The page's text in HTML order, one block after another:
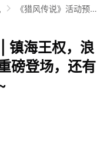
《猎风传说》活动预告
登场，还有精灵幻草夏
灵等你解锁~
镇海王权，浪
磅登场，还有